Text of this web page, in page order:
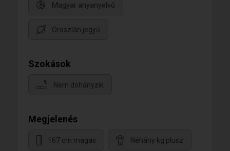
Magyar anyanyelvű
Oroszlán jegyű
Szokások
Nem dohányzik
Megjelenés
167 cm magas Néhány kg plusz